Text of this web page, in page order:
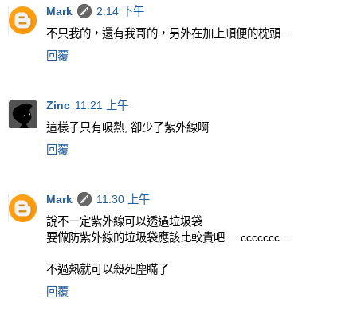
Mark
2:14 下午
不只我的，還有我哥的，另外在加上順便的枕頭....
回覆
Zinc 11:21 上午
這樣子只有吸熱, 卻少了紫外線啊
回覆
Mark
11:30 上午
說不一定紫外線可以透過垃圾袋
要做防紫外線的垃圾袋應該比較貴吧.... ccccccc....
不過熱就可以殺死塵瞞了
回覆